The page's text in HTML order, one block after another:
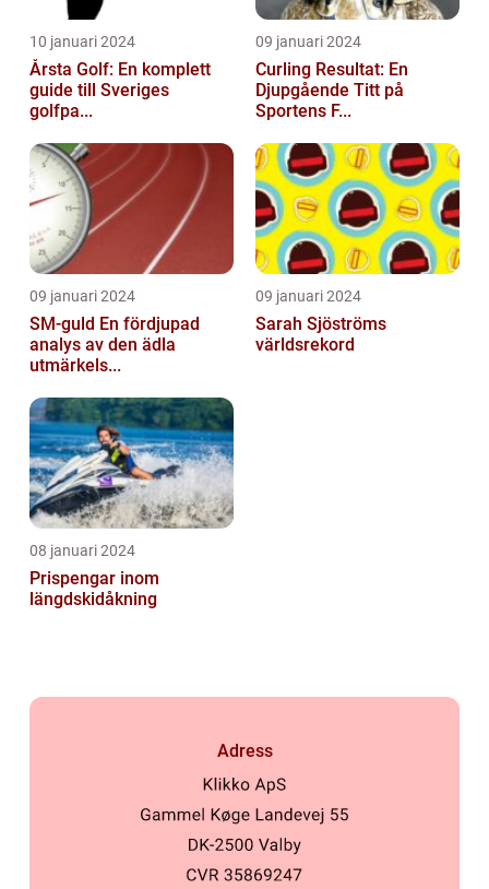
10 januari 2024
Årsta Golf: En komplett
guide till Sveriges
golfpa...
09 januari 2024
Curling Resultat: En
Djupgående Titt på
Sportens F...
09 januari 2024
SM-guld En fördjupad
analys av den ädla
utmärkels...
09 januari 2024
Sarah Sjöströms
världsrekord
08 januari 2024
Prispengar inom
längdskidåkning
Adress